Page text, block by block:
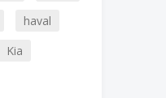
haval
Kia